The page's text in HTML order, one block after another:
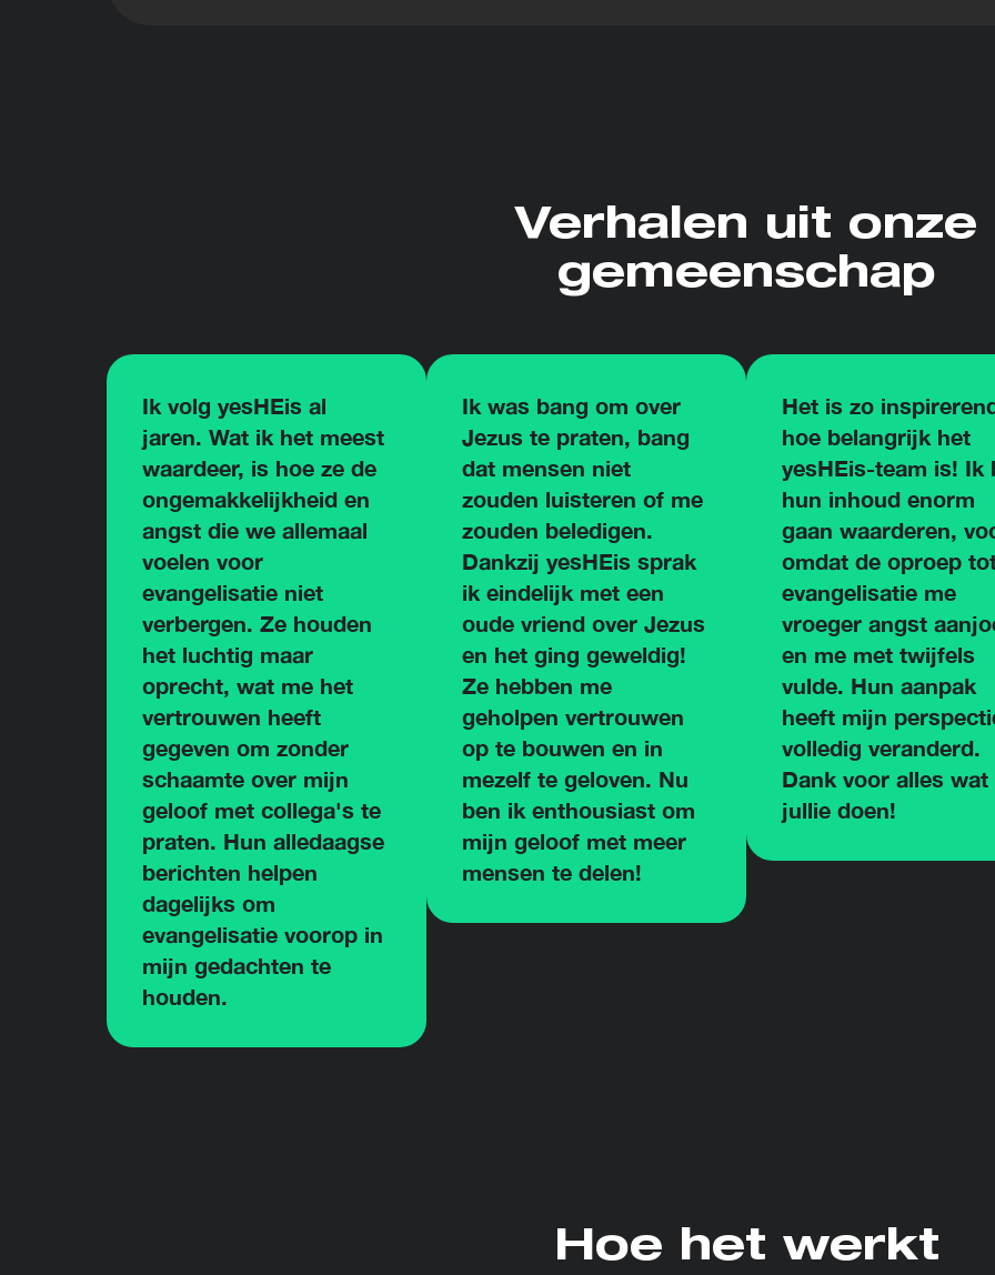
Verhalen uit onze
gemeenschap
Ik volg yesHEis al
jaren. Wat ik het meest
waardeer, is hoe ze de
ongemakkelijkheid en
angst die we allemaal
voelen voor
evangelisatie niet
verbergen. Ze houden
het luchtig maar
oprecht, wat me het
vertrouwen heeft
gegeven om zonder
schaamte over mijn
geloof met collega's te
praten. Hun alledaagse
berichten helpen
dagelijks om
evangelisatie voorop in
mijn gedachten te
houden.
Ik was bang om over
Jezus te praten, bang
dat mensen niet
zouden luisteren of me
zouden beledigen.
Dankzij yesHEis sprak
ik eindelijk met een
oude vriend over Jezus
en het ging geweldig!
Ze hebben me
geholpen vertrouwen
op te bouwen en in
mezelf te geloven. Nu
ben ik enthousiast om
mijn geloof met meer
mensen te delen!
Het is zo
hoe belangrijk het
yesHEis-team is! Ik
hun inhoud enorm
gaan waarderen,
omdat de oproep
evangelisatie me
vroeger angst
en me met twijfels
vulde. Hun aanpak
heeft mijn
volledig veranderd.
Dank voor alles wat
jullie doen!
Hoe het werkt